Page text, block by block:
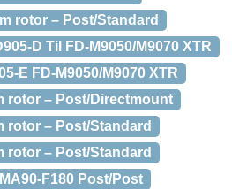
rotor – Post/Standard
D Til FD-M9050/M9070 XTR
E FD-M9050/M9070 XTR
rotor – Post/Directmount
rotor – Post/Standard
rotor – Post/Standard
F180 Post/Post